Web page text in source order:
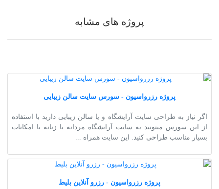
پروژه های مشابه
پروژه رزرواسیون - سورس سایت سالن زیبایی
اگر نیاز به طراحی سایت آرایشگاه و یا سالن زیبایی دارید با استفاده
از این سورس میتونید یه سایت آرایشگاه مردانه یا زنانه با امکانات
بسیار مناسب طراحی کنید. این سایت همراه ...
پروژه رزرواسیون - رزرو آنلاین بلیط